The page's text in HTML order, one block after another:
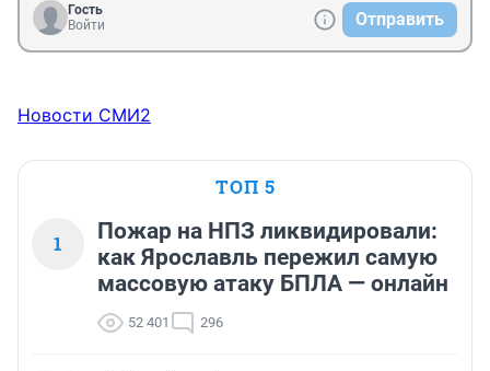
Гость
Войти
Отправить
Новости СМИ2
ТОП 5
1
Пожар на НПЗ ликвидировали:
как Ярославль пережил самую
массовую атаку БПЛА — онлайн
52 401 296